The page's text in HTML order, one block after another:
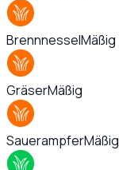
BrennnesselMäßig
GräserMäßig
SauerampferMäßig